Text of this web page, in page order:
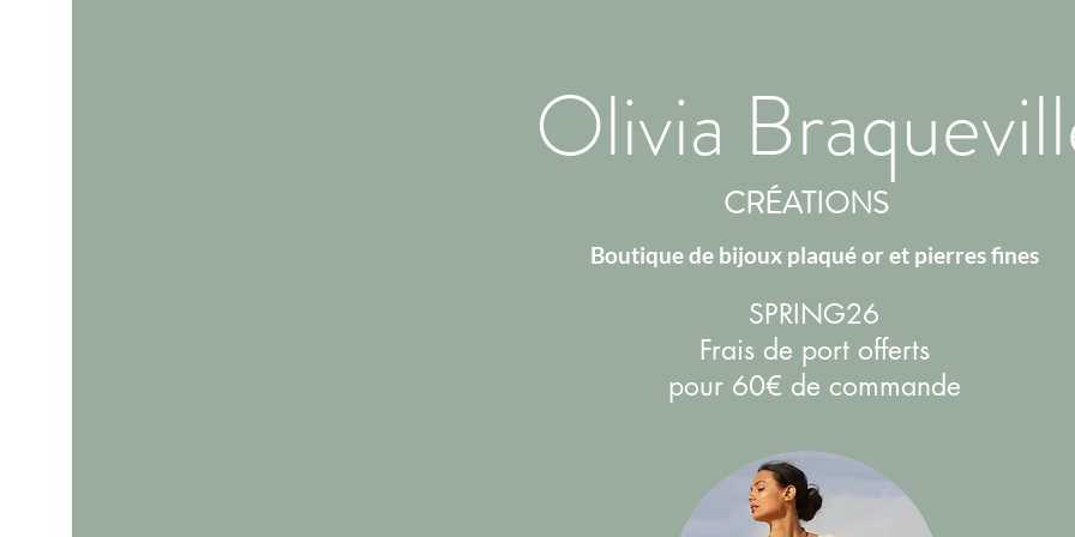
Olivia
CRÉATIONS
Boutique de bijoux plaqué or et pierres fines
SPRING26
Frais de port offerts
pour 60€ de commande